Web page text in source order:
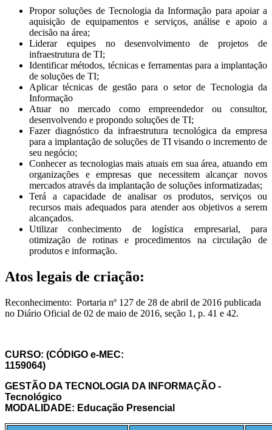
Propor soluções de Tecnologia da Informação para apoiar a
aquisição de equipamentos e serviços, análise e apoio a
decisão na área;
Liderar equipes no desenvolvimento de projetos de
infraestrutura de TI;
Identificar métodos, técnicas e ferramentas para a implantação
de soluções de TI;
Aplicar técnicas de gestão para o setor de Tecnologia da
Informação
Atuar no mercado como empreendedor ou consultor,
desenvolvendo e propondo soluções de TI;
Fazer diagnóstico da infraestrutura tecnológica da empresa
para a implantação de soluções de TI visando o incremento de
seu negócio;
Conhecer as tecnologias mais atuais em sua área, atuando em
organizações e empresas que necessitem alcançar novos
mercados através da implantação de soluções informatizadas;
Terá a capacidade de analisar os produtos, serviços ou
recursos mais adequados para atender aos objetivos a serem
alcançados.
Utilizar conhecimento de logística empresarial, para
otimização de rotinas e procedimentos na circulação de
produtos e informação.
Atos legais de criação:
Reconhecimento: Portaria nº 127 de 28 de abril de 2016 publicada
no Diário Oficial de 02 de maio de 2016, seção 1, p. 41 e 42.
CURSO: (CÓDIGO e-MEC:
1159064)
GESTÃO DA TECNOLOGIA DA INFORMAÇÃO -
Tecnológico
MODALIDADE: Educação Presencial